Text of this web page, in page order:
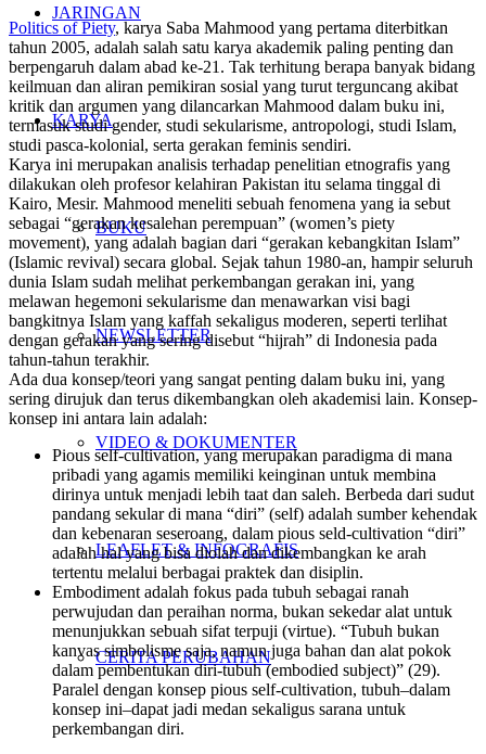
JARINGAN
KARYA
BUKU
NEWSLETTER
VIDEO & DOKUMENTER
LEAFLET & INFOGRAFIS
CERITA PERUBAHAN
Politics of Piety, karya Saba Mahmood yang pertama diterbitkan
tahun 2005, adalah salah satu karya akademik paling penting dan
berpengaruh dalam abad ke-21. Tak terhitung berapa banyak bidang
keilmuan dan aliran pemikiran sosial yang turut terguncang akibat
kritik dan argumen yang dilancarkan Mahmood dalam buku ini,
termasuk studi gender, studi sekularisme, antropologi, studi Islam,
studi pasca-kolonial, serta gerakan feminis sendiri.
Karya ini merupakan analisis terhadap penelitian etnografis yang
dilakukan oleh profesor kelahiran Pakistan itu selama tinggal di
Kairo, Mesir. Mahmood meneliti sebuah fenomena yang ia sebut
sebagai “gerakan kesalehan perempuan” (women’s piety
movement), yang adalah bagian dari “gerakan kebangkitan Islam”
(Islamic revival) secara global. Sejak tahun 1980-an, hampir seluruh
dunia Islam sudah melihat perkembangan gerakan ini, yang
melawan hegemoni sekularisme dan menawarkan visi bagi
bangkitnya Islam yang kaffah sekaligus moderen, seperti terlihat
dengan gerakan yang sering disebut “hijrah” di Indonesia pada
tahun-tahun terakhir.
Ada dua konsep/teori yang sangat penting dalam buku ini, yang
sering dirujuk dan terus dikembangkan oleh akademisi lain. Konsep-
konsep ini antara lain adalah:
Pious self-cultivation,yang merupakan paradigma di mana
pribadi yang agamis memiliki keinginan untuk membina
dirinya untuk menjadi lebih taat dan saleh. Berbeda dari sudut
pandang sekular di mana “diri” (self) adalah sumber kehendak
dan kebenaran seseroang, dalam pious seld-cultivation “diri”
adalah hal yang bisa diolah dan dikembangkan ke arah
tertentu melalui berbagai praktek dan disiplin.
Embodiment adalah fokus pada tubuh sebagai ranah
perwujudan dan peraihan norma, bukan sekedar alat untuk
menunjukkan sebuah sifat terpuji (virtue). “Tubuh bukan
kanvas simbolisme saja, namun juga bahan dan alat pokok
dalam pembentukan diri-tubuh (embodied subject)” (29).
Paralel dengan konsep pious self-cultivation, tubuh–dalam
konsep ini–dapat jadi medan sekaligus sarana untuk
perkembangan diri.